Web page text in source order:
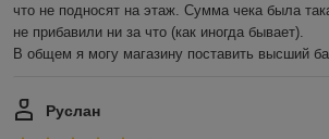
что не подносят на этаж. Сумма чека была
не прибавили ни за что (как иногда бывает).
В общем я могу магазину поставить высший
Руслан